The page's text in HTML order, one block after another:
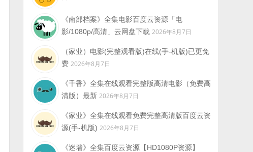
《南部档案》全集电影百度云资源「电
影/1080p/高清」云网盘下载 2026年8月7日
（家业）电影(完整观看版)在线(手-机版)已更免
费 2026年8月7日
《千香》全集在线观看完整版高清电影（免费高
清版）最新 2026年8月7日
《家业》全集在线观看免费完整高清版百度云资
源(手-机版) 2026年8月7日
《迷墙》全集百度云资源【HD1080P资源】